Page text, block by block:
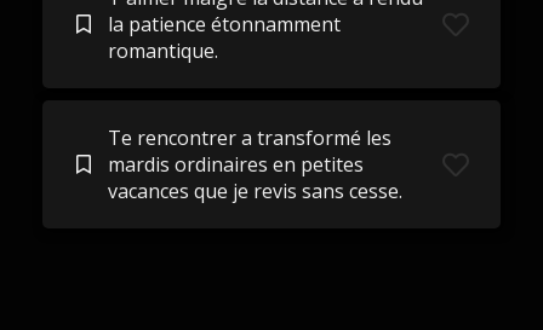
la patience étonnamment
romantique.
Te rencontrer a transformé les
mardis ordinaires en petites
vacances que je revis sans cesse.